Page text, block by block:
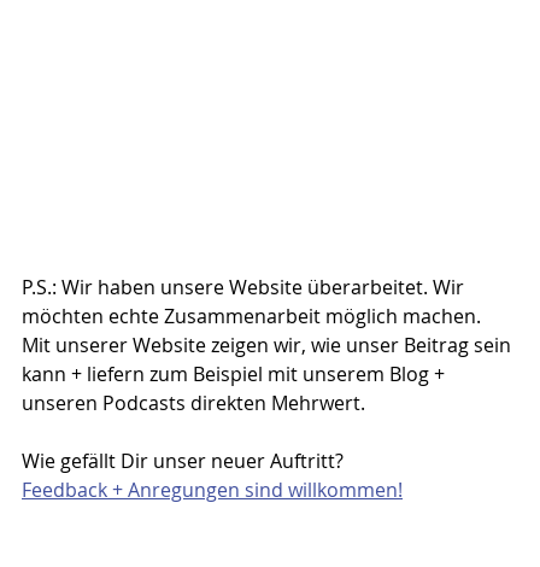
P.S.: Wir haben unsere Website überarbeitet. Wir
möchten echte Zusammenarbeit möglich machen.
Mit unserer Website zeigen wir, wie unser Beitrag sein
kann + liefern zum Beispiel mit unserem Blog +
unseren Podcasts direkten Mehrwert.
Wie gefällt Dir unser neuer Auftritt?
Feedback + Anregungen sind willkommen!